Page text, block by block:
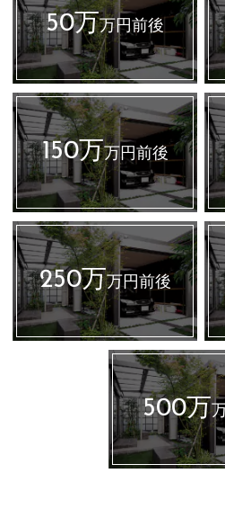
50万万円前後
150万万円前後
250万万円前後
500万